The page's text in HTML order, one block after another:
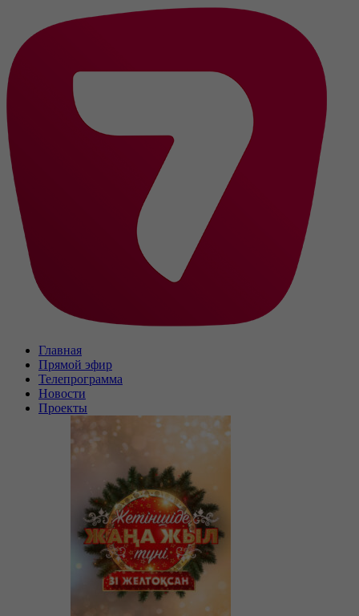
Главная
Прямой эфир
Телепрограмма
Новости
Проекты